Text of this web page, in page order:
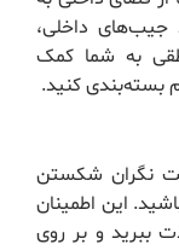
جیب‌های داخلی،
به شما کمک
بسته‌بندی کنید.
نگران شکستن
این اطمینان
ببرید و بر روی